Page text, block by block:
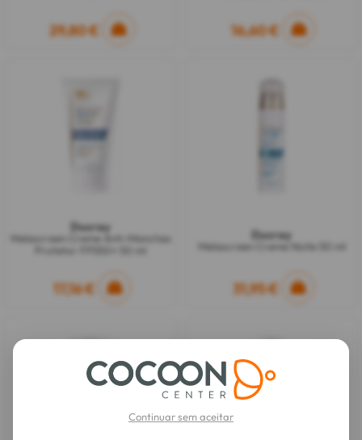
29,80 € 16,60 €
Ducray
Melascreen Creme Anti-Manchas
17,16 €
Ducray
Melascreen Creme Noite 50 ml
31,95 €
Continuar sem aceitar